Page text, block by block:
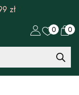
zł
0 0